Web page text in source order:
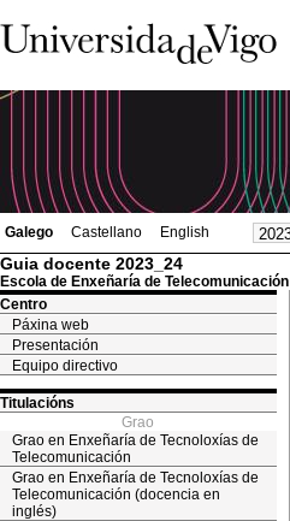
Galego Castellano English
Guia docente 2023_24
Escola de Enxeñaría de Telecomunicación
Centro
Páxina web
Presentación
Equipo directivo
Titulacións
Grao
Grao en Enxeñaría de Tecnoloxías de
Telecomunicación
Grao en Enxeñaría de Tecnoloxías de
Telecomunicación (docencia en
inglés)